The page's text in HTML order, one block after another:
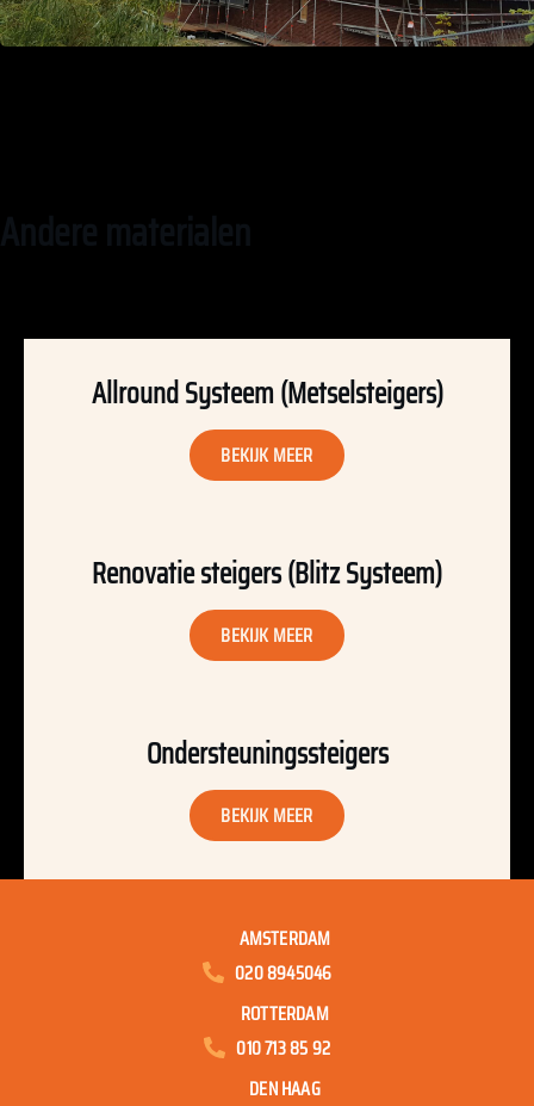
Allround Systeem (Metselsteigers)
BEKIJK MEER
Renovatie steigers (Blitz Systeem)
BEKIJK MEER
Ondersteuningssteigers
BEKIJK MEER
AMSTERDAM
020 8945046
ROTTERDAM
010 713 85 92
DEN HAAG